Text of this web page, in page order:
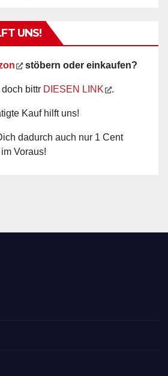
UNS!
stöbern oder einkaufen?
bittr DIESEN LINK .
Kauf hilft uns!
dadurch auch nur 1 Cent
Voraus!